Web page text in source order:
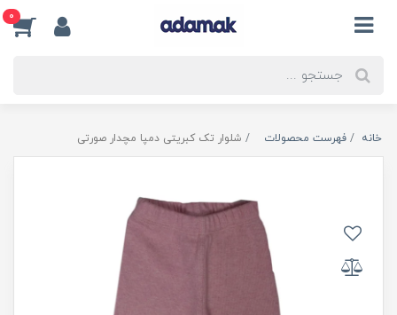
0
خانه فهرست محصولات شلوار تک کبریتی دمپا مچدار صورتی